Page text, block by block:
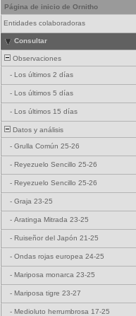
Página de inicio de Ornitho
Entidades colaboradoras
Consultar
Observaciones
- Los últimos 2 días
- Los últimos 5 días
- Los últimos 15 días
Datos y análisis
- Grulla Común 25-26
- Reyezuelo Sencillo 25-26
- Reyezuelo Sencillo 25-26
- Graja 23-25
- Aratinga Mitrada 23-25
- Ruiseñor del Japón 21-25
- Ondas rojas europea 24-25
- Mariposa monarca 23-25
- Mariposa tigre 23-27
- Medioluto herrumbrosa 17-25